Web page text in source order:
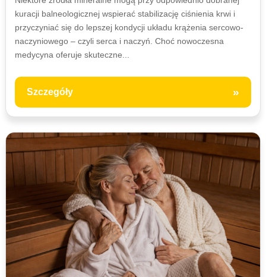
kuracji balneologicznej wspierać stabilizację ciśnienia krwi i
przyczyniać się do lepszej kondycji układu krążenia sercowo-
naczyniowego – czyli serca i naczyń. Choć nowoczesna
medycyna oferuje skuteczne...
Szczegóły »